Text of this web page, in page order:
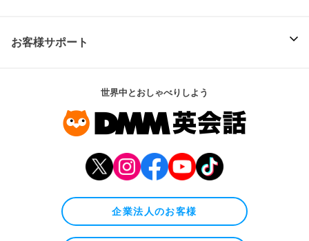
お客様サポート
世界中とおしゃべりしよう
企業法人のお客様